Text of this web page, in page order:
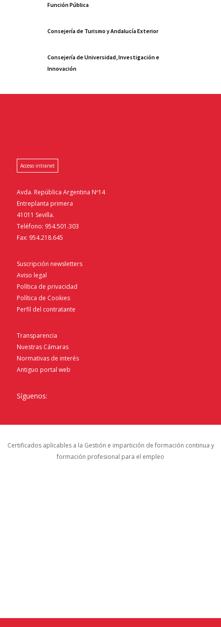
Función Pública
Consejería de Turismo y Andalucía Exterior
Consejería de Universidad, Investigación e
Innovación
Acceso intranet
Avda. República Argentina Nº14
Entreplanta primera
41011 Sevilla.
Teléfono: 954.501.303
Fax: 954.218.645
Suscripción newsletters
Aviso legal
Política de privacidad
Política de Cookies
Perfil del contratante
Transparencia
Nuestras Cámaras
Normativas de interés
Antiguo portal web
Síguenos:
Certificados aplicables a la Gestión e impartición de formación continua y
formación profesional para el empleo